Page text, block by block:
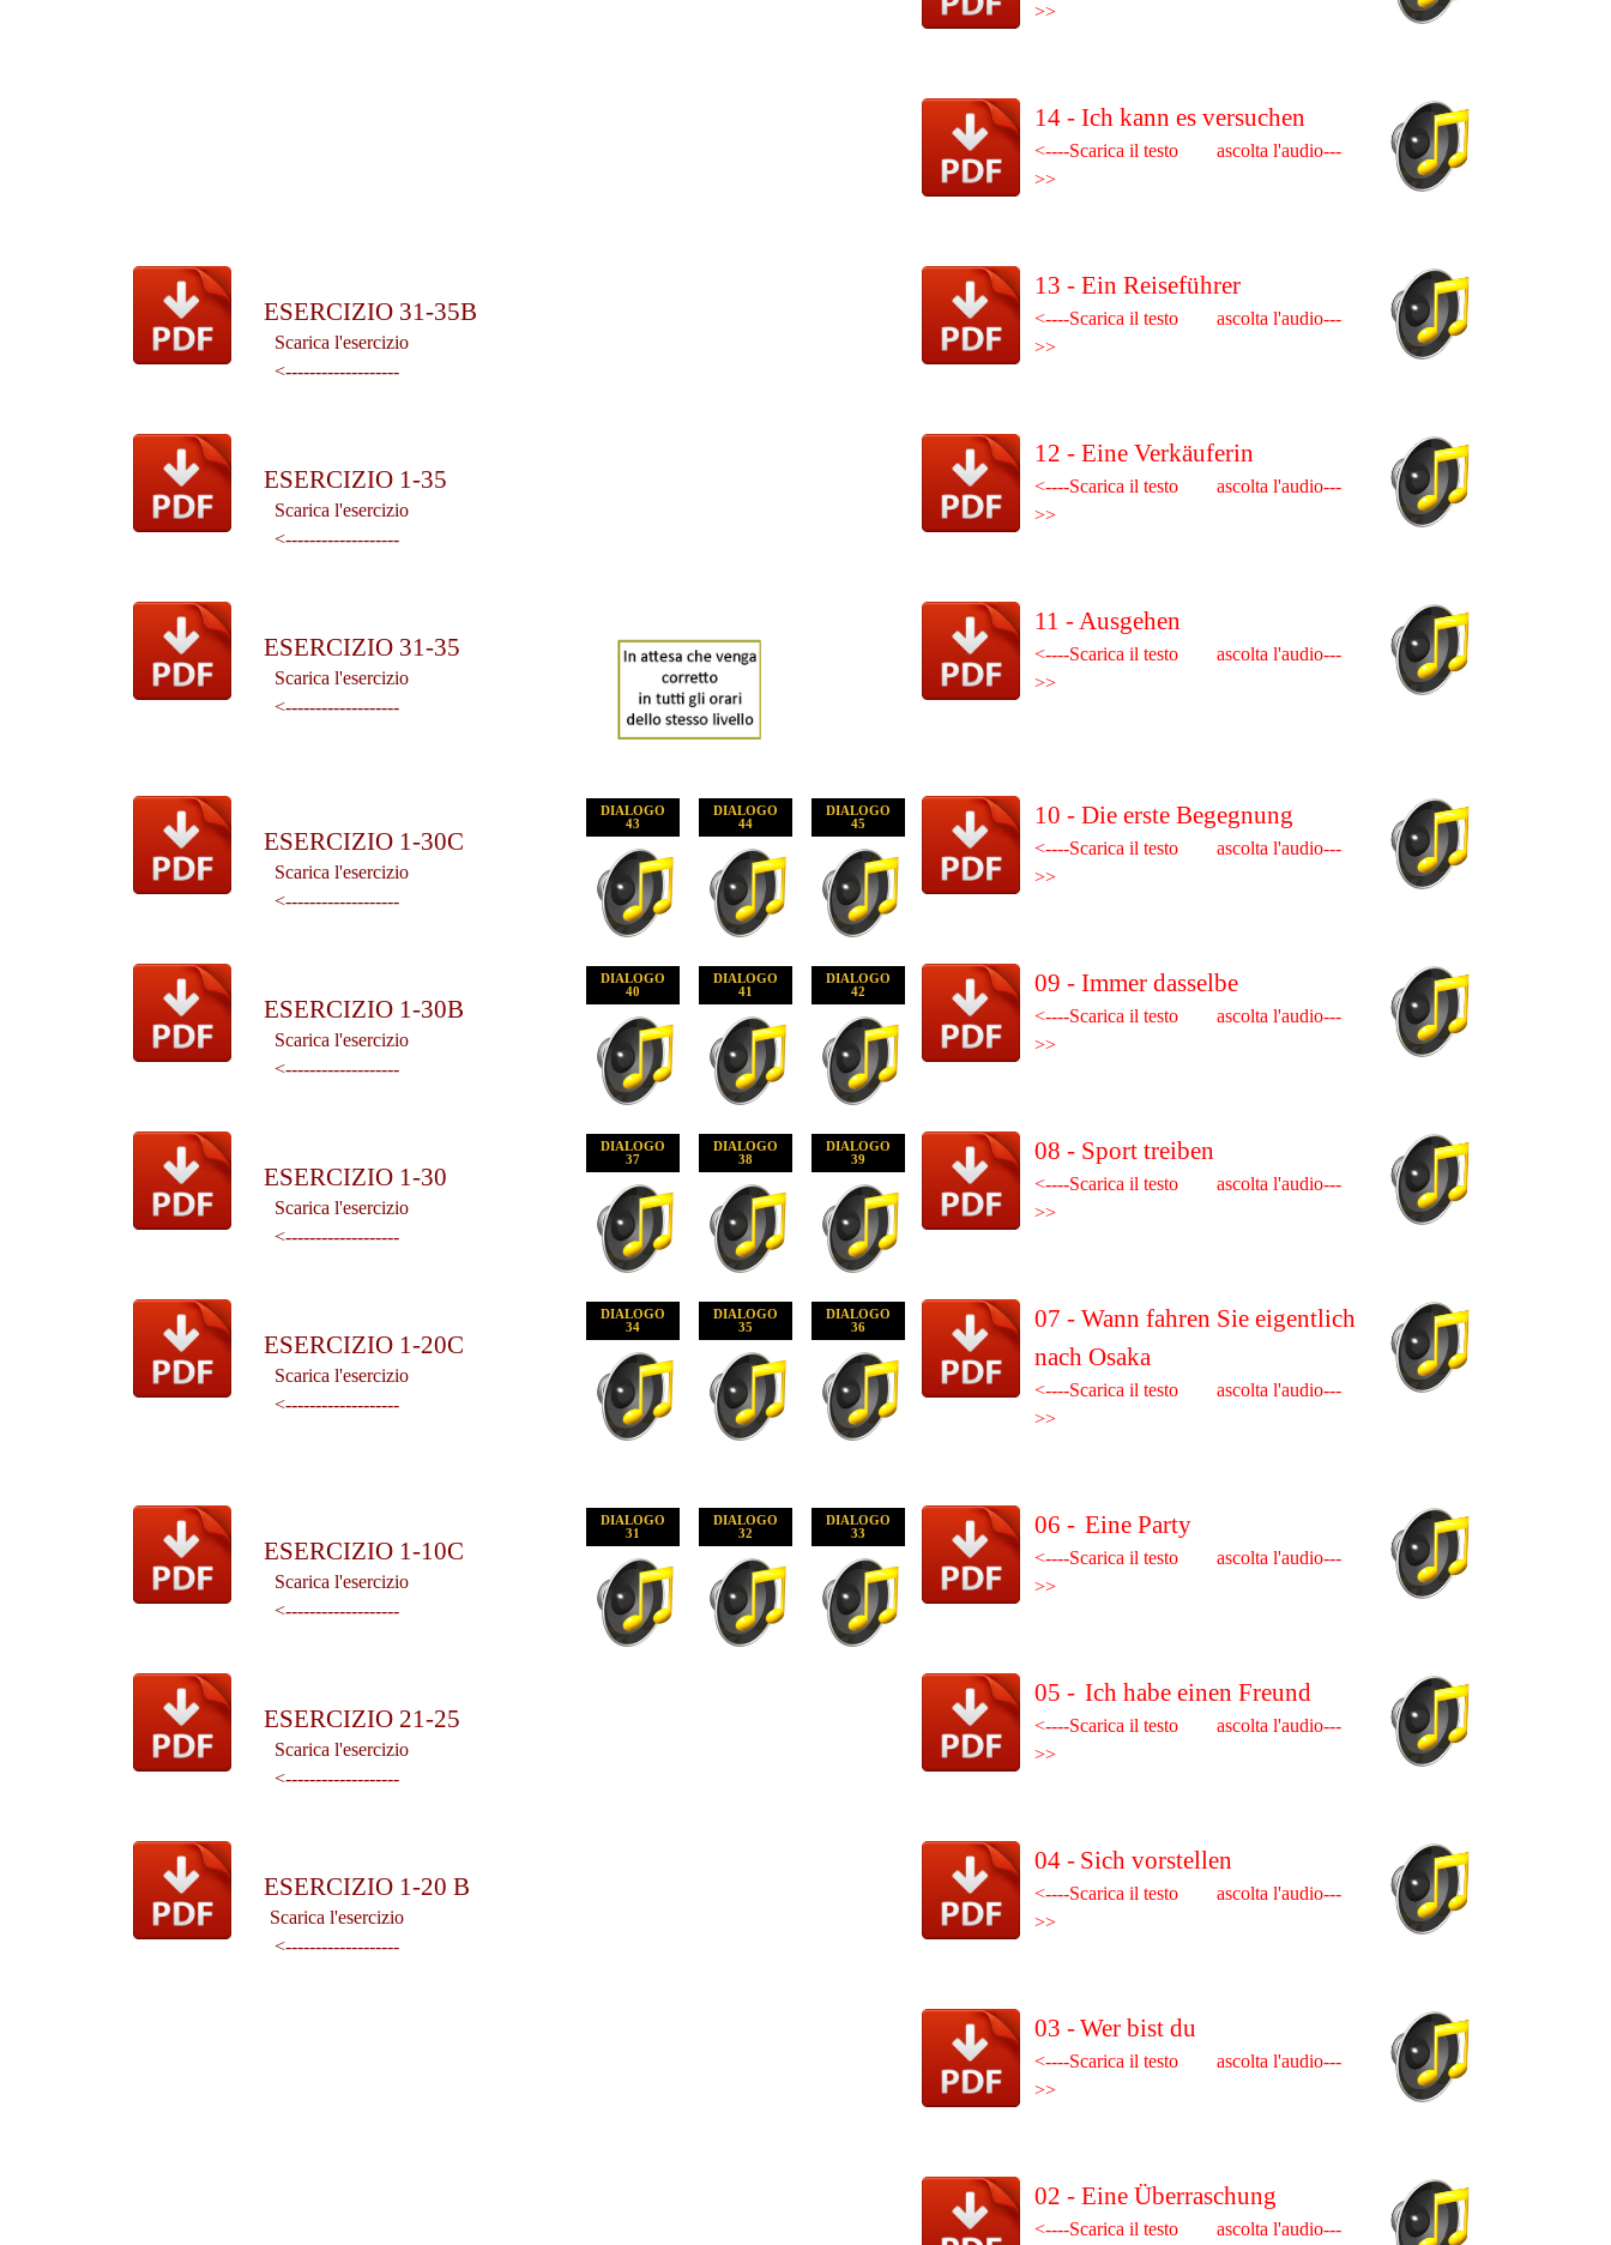
ESERCIZIO 31-35B
Scarica l'esercizio
<-------------------
ESERCIZIO 1-35
Scarica l'esercizio
<-------------------
ESERCIZIO 31-35
Scarica l'esercizio
<-------------------
ESERCIZIO 1-30C
Scarica l'esercizio
<-------------------
ESERCIZIO 1-30B
Scarica l'esercizio
<-------------------
ESERCIZIO 1-30
Scarica l'esercizio
<-------------------
ESERCIZIO 1-20C
Scarica l'esercizio
<-------------------
ESERCIZIO 1-10C
Scarica l'esercizio
<-------------------
DIALOGO
45
DIALOGO
42
DIALOGO
39
DIALOGO
36
DIALOGO
44
DIALOGO
41
DIALOGO
43
DIALOGO
40
DIALOGO
38
DIALOGO
35
DIALOGO
37
DIALOGO
34
DIALOGO
33
DIALOGO
31
DIALOGO
32
ESERCIZIO 21-25
Scarica l'esercizio
<-------------------
ESERCIZIO 1-20 B
Scarica l'esercizio
<-------------------
>>
14 - Ich kann es versuchen
<----Scarica il testo ascolta l'audio---
>>
13 - Ein Reiseführer
<----Scarica il testo ascolta l'audio---
>>
12 - Eine Verkäuferin
<----Scarica il testo ascolta l'audio---
>>
11 - Ausgehen
<----Scarica il testo ascolta l'audio---
>>
10 - Die erste Begegnung
<----Scarica il testo ascolta l'audio---
>>
09 - Immer dasselbe
<----Scarica il testo ascolta l'audio---
>>
08 - Sport treiben
<----Scarica il testo ascolta l'audio---
>>
07 - Wann fahren Sie eigentlich
nach Osaka
<----Scarica il testo ascolta l'audio---
>>
06 - Eine Party
<----Scarica il testo ascolta l'audio---
>>
05 - Ich habe einen Freund
<----Scarica il testo ascolta l'audio---
>>
04 - Sich vorstellen
<----Scarica il testo ascolta l'audio---
>>
03 -Wer bist du
<----Scarica il testo ascolta l'audio---
>>
02 - Eine Überraschung
<----Scarica il testo ascolta l'audio---